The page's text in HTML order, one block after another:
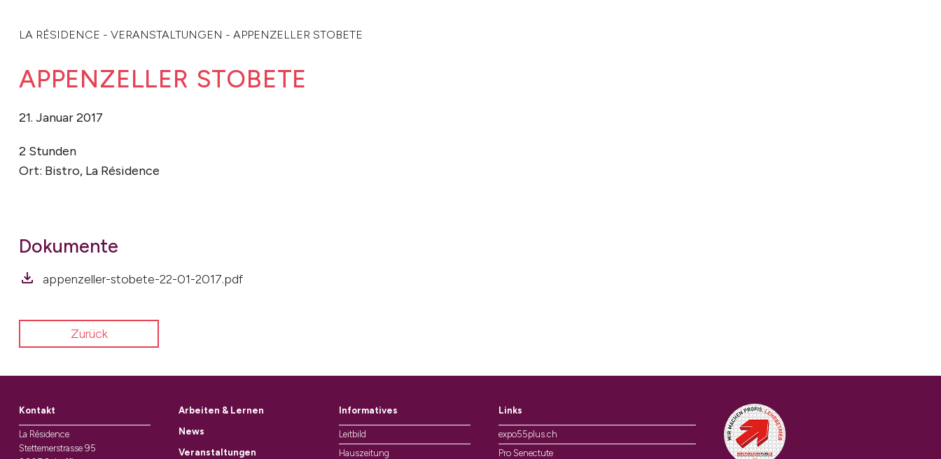
LA RÉSIDENCE - VERANSTALTUNGEN - APPENZELLER STOBETE
APPENZELLER STOBETE
21. Januar 2017
2 Stunden
Ort: Bistro, La Résidence
Dokumente
appenzeller-stobete-22-01-2017.pdf
Zurück
Kontakt
La Résidence
Stettemerstrasse 95
Arbeiten & Lernen
News
Veranstaltungen
Informatives
Leitbild
Hauszeitung
Links
expo55plus.ch
Pro Senectute
Auszeichnungen